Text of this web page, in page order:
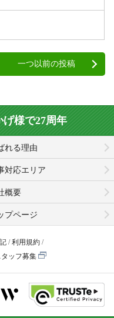
一つ以前の投稿
様で27周年
れる理由
対応エリア
概要
プページ
利用規約
ッフ募集